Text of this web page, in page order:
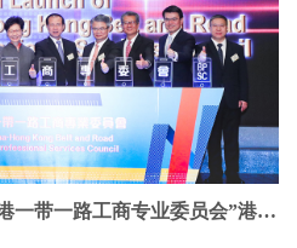
蔡冠深博士出任“内地—香港一带一路工商专业委员会”港方主席